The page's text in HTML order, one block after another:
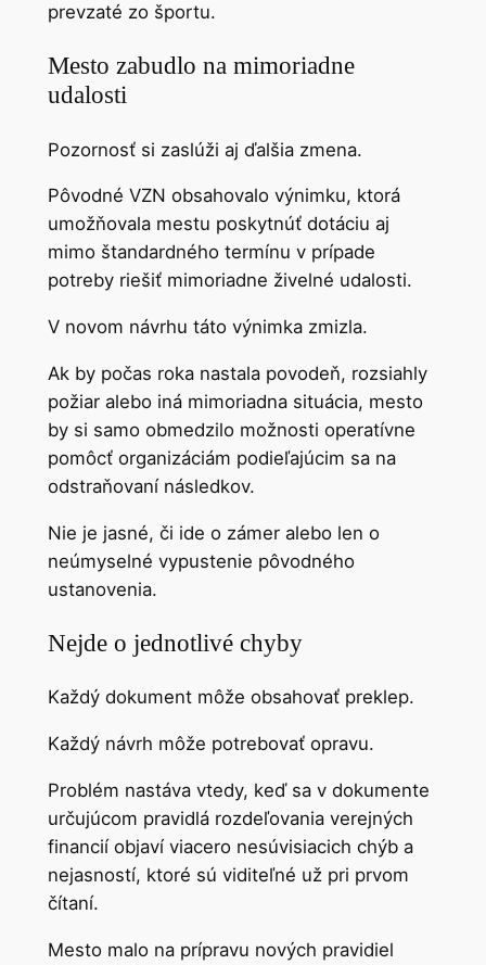
prevzaté zo športu.
Mesto zabudlo na mimoriadne
udalosti
Pozornosť si zaslúži aj ďalšia zmena.
Pôvodné VZN obsahovalo výnimku, ktorá
umožňovala mestu poskytnúť dotáciu aj
mimo štandardného termínu v prípade
potreby riešiť mimoriadne živelné udalosti.
V novom návrhu táto výnimka zmizla.
Ak by počas roka nastala povodeň, rozsiahly
požiar alebo iná mimoriadna situácia, mesto
by si samo obmedzilo možnosti operatívne
pomôcť organizáciám podieľajúcim sa na
odstraňovaní následkov.
Nie je jasné, či ide o zámer alebo len o
neúmyselné vypustenie pôvodného
ustanovenia.
Nejde o jednotlivé chyby
Každý dokument môže obsahovať preklep.
Každý návrh môže potrebovať opravu.
Problém nastáva vtedy, keď sa v dokumente
určujúcom pravidlá rozdeľovania verejných
financií objaví viacero nesúvisiacich chýb a
nejasností, ktoré sú viditeľné už pri prvom
čítaní.
Mesto malo na prípravu nových pravidiel